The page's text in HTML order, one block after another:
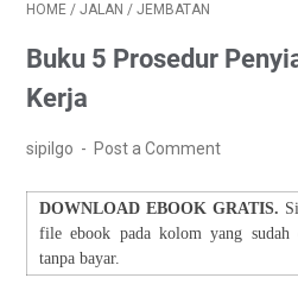
HOME / JALAN / JEMBATAN
Buku 5 Prosedur
Kerja
sipilgo Post a Comment
DOWNLOAD EBOOK GRATIS.
file ebook pada kolom yang sudah
tanpa bayar.